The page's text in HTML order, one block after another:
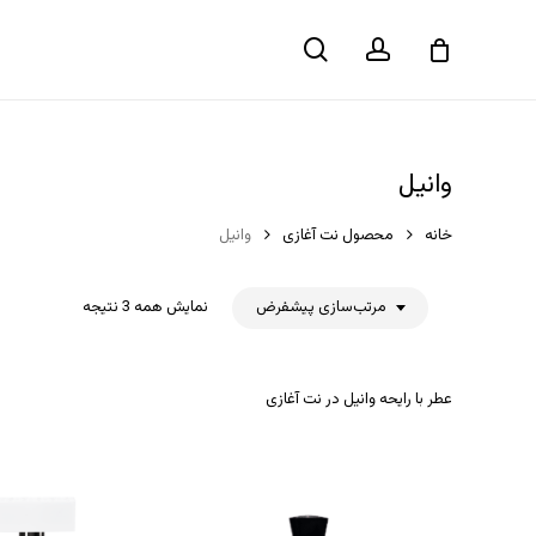
جستجوحساب
کاربری سبد خرید
وانیل
خانه محصول نت آغازی وانیل
نمایش همه 3 نتیجه مرتب‌سازی پیشفرض
عطر با رایحه وانیل در نت آغازی